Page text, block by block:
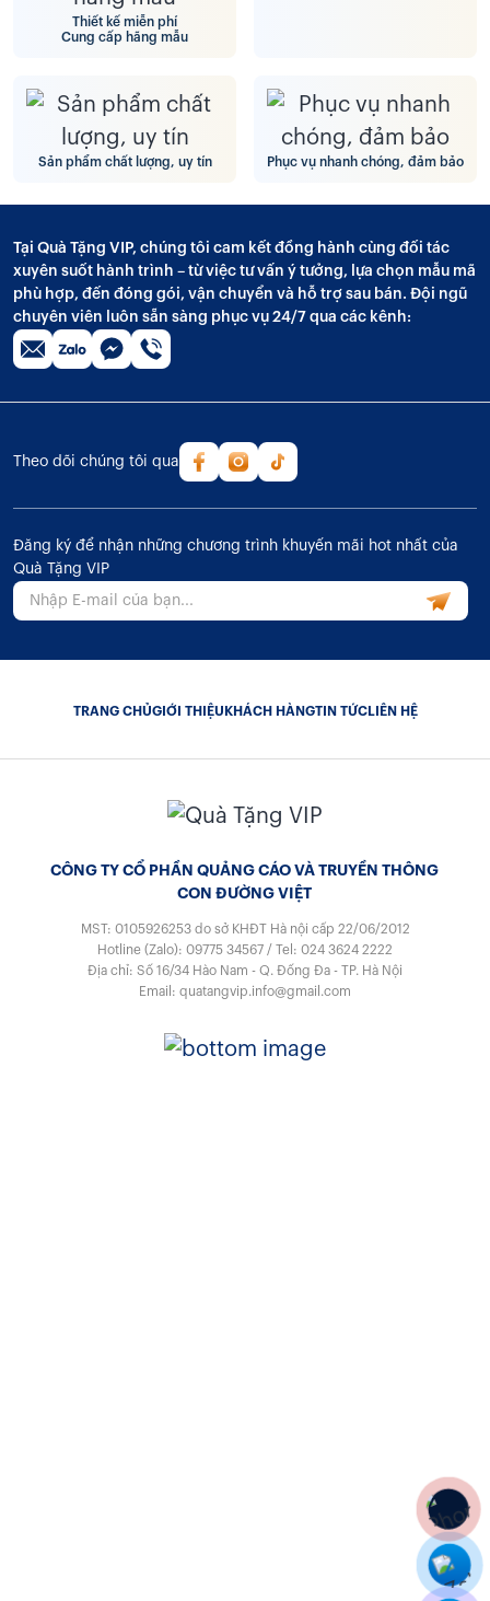
Thiết kế miễn phí
Cung cấp hãng mẫu
Sản phẩm chất lượng, uy tín Phục vụ nhanh chóng, đảm bảo
Tại Quà Tặng VIP, chúng tôi cam kết đồng hành cùng đối tác
xuyên suốt hành trình – từ việc tư vấn ý tưởng, lựa chọn mẫu mã
phù hợp, đến đóng gói, vận chuyển và hỗ trợ sau bán. Đội ngũ
chuyên viên luôn sẵn sàng phục vụ 24/7 qua các kênh:
Theo dõi chúng tôi qua
Đăng ký để nhận những chương trình khuyến mãi hot nhất của
Quà Tặng VIP
TRANG CHỦGIỚI THIỆU KHÁCH HÀNGTIN TỨCLIÊN HỆ
CÔNG TY CỔ PHẦN QUẢNG CÁO VÀ TRUYỀN THÔNG
CON ĐƯỜNG VIỆT
MST: 0105926253 do sở KHĐT Hà nội cấp 22/06/2012
Hotline (Zalo): 09775 34567 / Tel: 024 3624 2222
Địa chỉ: Số 16/34 Hào Nam - Q. Đống Đa - TP. Hà Nội
Email: quatangvip.info@gmail.com